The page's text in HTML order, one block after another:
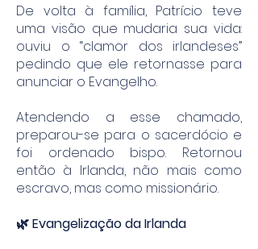
De volta à família, Patrício teve
uma visão que mudaria sua vida:
ouviu o “clamor dos irlandeses”
pedindo que ele retornasse para
anunciar o Evangelho.
Atendendo a esse chamado,
preparou-se para o sacerdócio e
foi ordenado bispo. Retornou
então à Irlanda, não mais como
escravo, mas como missionário.
🌿 Evangelização da Irlanda